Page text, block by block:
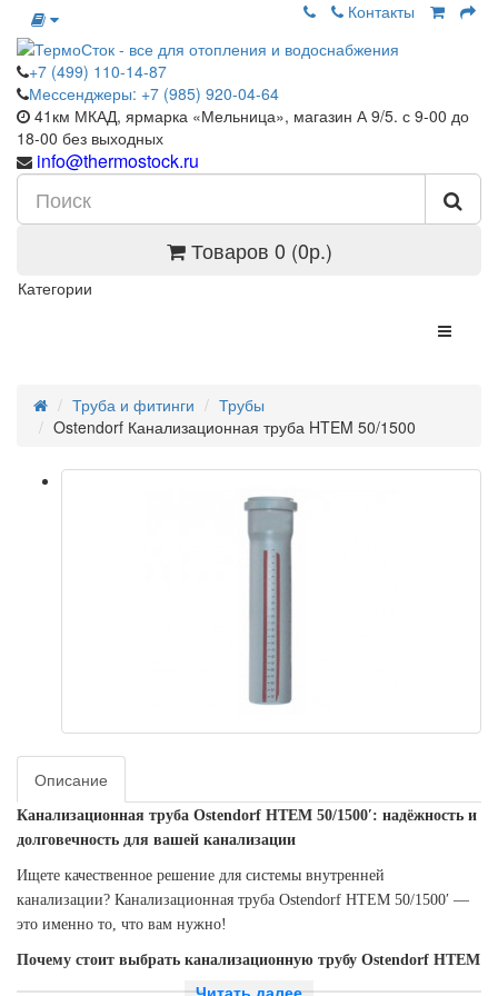
Контакты
+7 (499) 110-14-87
Мессенджеры: +7 (985) 920-04-64
41км МКАД, ярмарка «Мельница», магазин А 9/5. с 9-00 до
18-00 без выходных
info@thermostock.ru
Товаров 0 (0р.)
Категории
Труба и фитинги
Трубы
Ostendorf Канализационная труба HTEM 50/1500
Описание
Канализационная труба Ostendorf HTEM 50/1500′: надёжность и
долговечность для вашей канализации
Ищете качественное решение для системы внутренней
канализации? Канализационная труба Ostendorf HTEM 50/1500′ —
это именно то, что вам нужно!
Почему стоит выбрать канализационную трубу Ostendorf HTEM
Читать далее